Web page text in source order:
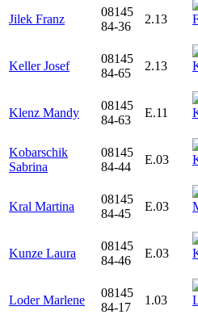
Jilek Franz
08145
84-36
2.13
Keller Josef
08145
84-65
2.13
Klenz Mandy
08145
84-63
E.11
Kobarschik
Sabrina
08145
84-44
E.03
Kral Martina
08145
84-45
E.03
Kunze Laura
08145
84-46
E.03
Loder Marlene
08145
84-17
1.03